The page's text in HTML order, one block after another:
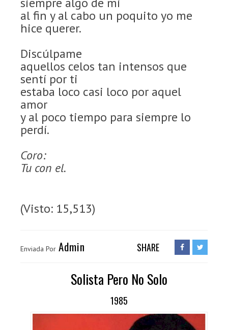
al fin y al cabo un poquito yo me
hice querer.
Discúlpame
aquellos celos tan intensos que
sentí por ti
estaba loco casi loco por aquel
amor
y al poco tiempo para siempre lo
perdí.
Coro:
Tu con el.
(Visto: 15,513)
Enviada Por Admin SHARE
Solista Pero No Solo
1985